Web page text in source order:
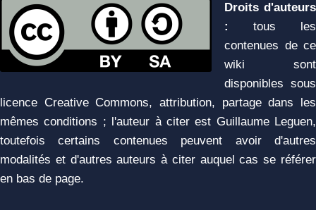
Droits d'auteurs
:
tous les
contenues de ce
wiki sont
disponibles sous
licence Creative Commons, attribution, partage dans les
mêmes conditions ; l'auteur à citer est Guillaume Leguen,
toutefois certains contenues peuvent avoir d'autres
modalités et d'autres auteurs à citer auquel cas se référer
en bas de page.